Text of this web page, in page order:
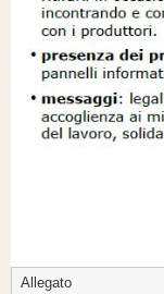
Allegato